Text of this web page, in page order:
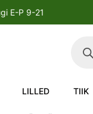
E-P 9-21
LILLED TIIK